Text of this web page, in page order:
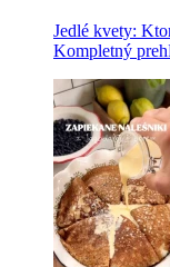
Jedlé kvety:
Kompletný